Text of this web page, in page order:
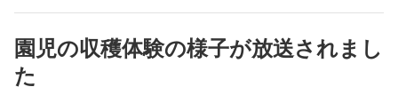
園児の収穫体験の様子が放送されまし
た